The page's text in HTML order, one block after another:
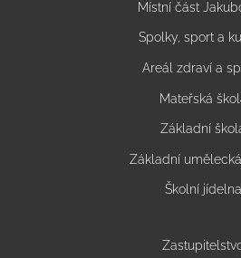
Místní část
Spolky, sport a
Areál zdraví a
Mateřská
Základní
Základní
Školní jídelna